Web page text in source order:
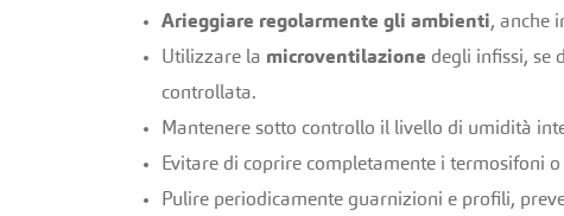
Arieggiare regolarmente gli ambienti, anche
Utilizzare la microventilazione degli infissi, se
controllata.
Mantenere sotto controllo il livello di umidità
Evitare di coprire completamente i termosifoni
Pulire periodicamente guarnizioni e profili,